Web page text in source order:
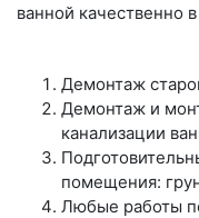
ванной качественно
Демонтаж
Демонтаж и
канализации
помещения:
Любые работы